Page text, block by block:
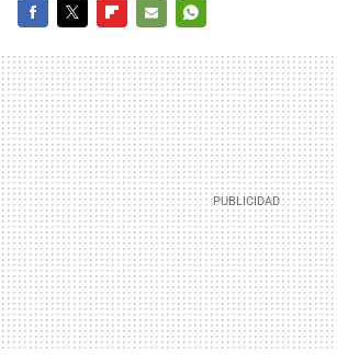
MAIL